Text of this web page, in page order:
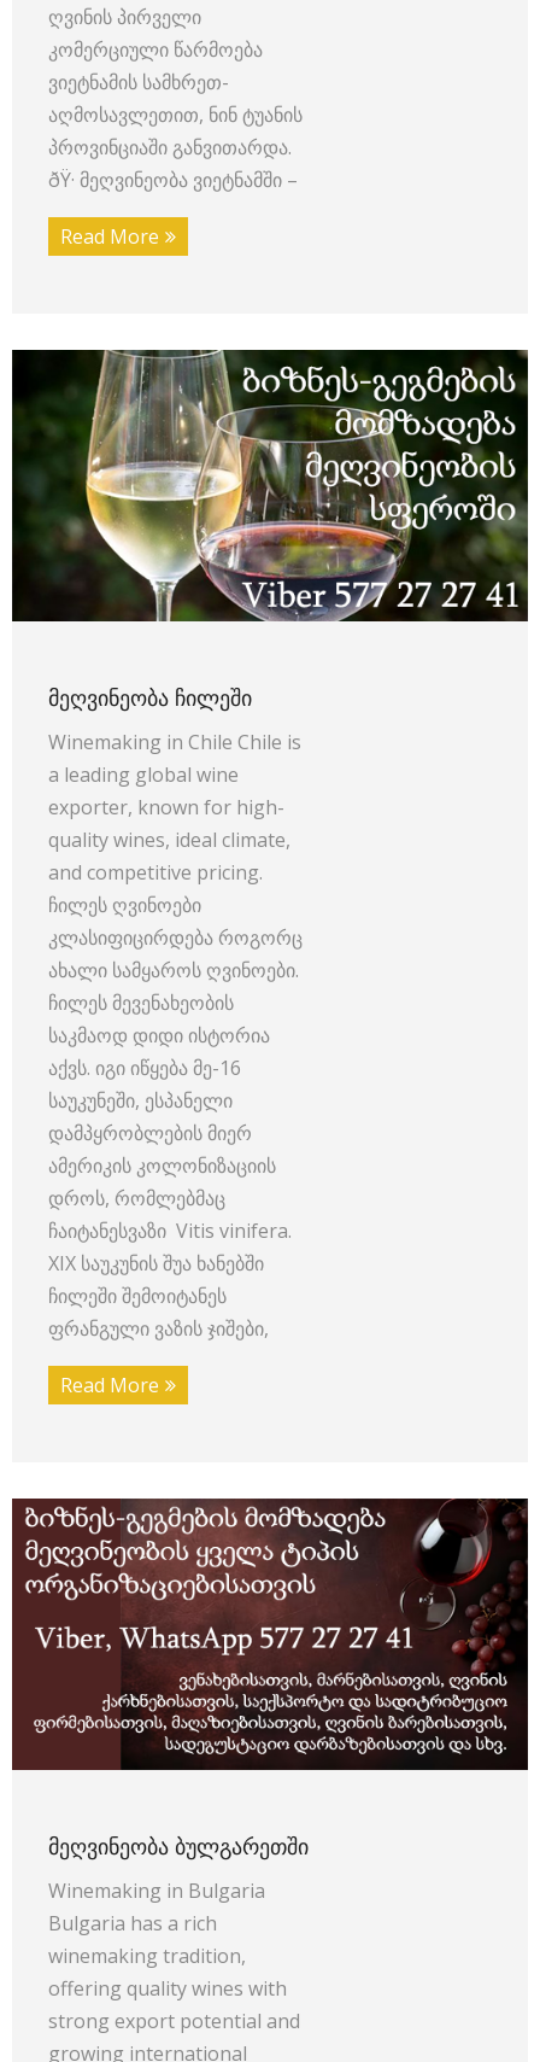
ღვინის პირველი
კომერციული წარმოება
ვიეტნამის სამხრეთ-
აღმოსავლეთით, ნინ ტუანის
პროვინციაში განვითარდა.
ðŸ· მეღვინეობა ვიეტნამში –
Read More
ᲛᲔᲦᲕᲘᲜᲔᲝᲑᲐ ᲩᲘᲚᲔᲨᲘ
Winemaking in Chile Chile is
a leading global wine
exporter, known for high-
quality wines, ideal climate,
and competitive pricing.
ჩილეს ღვინოები
კლასიფიცირდება როგორც
ახალი სამყაროს ღვინოები.
ჩილეს მევენახეობის
საკმაოდ დიდი ისტორია
აქვს. იგი იწყება მე-16
საუკუნეში, ესპანელი
დამპყრობლების მიერ
ამერიკის კოლონიზაციის
დროს, რომლებმაც
ჩაიტანესვაზი Vitis vinifera.
XIX საუკუნის შუა ხანებში
ჩილეში შემოიტანეს
ფრანგული ვაზის ჯიშები,
Read More
ᲛᲔᲦᲕᲘᲜᲔᲝᲑᲐ ᲑᲣᲚᲒᲐᲠᲔᲗᲨᲘ
Winemaking in Bulgaria
Bulgaria has a rich
winemaking tradition,
offering quality wines with
strong export potential and
growing international